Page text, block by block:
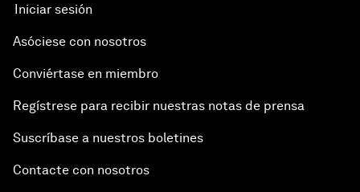
Iniciar sesión
Asóciese con nosotros
Conviértase en miembro
Regístrese para recibir nuestras notas de prensa
Suscríbase a nuestros boletines
Contacte con nosotros